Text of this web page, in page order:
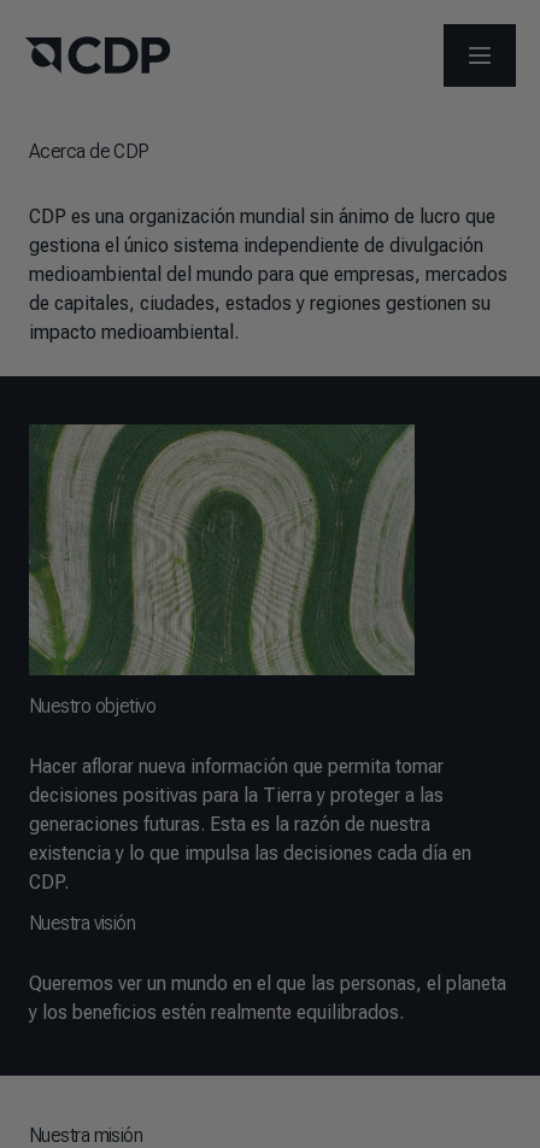
ABRIR
Acerca de CDP
CDP es una organización mundial sin ánimo de lucro que
gestiona el único sistema independiente de divulgación
medioambiental del mundo para que empresas, mercados
de capitales, ciudades, estados y regiones gestionen su
impacto medioambiental.
Nuestro objetivo
Hacer aflorar nueva información que permita tomar
decisiones positivas para la Tierra y proteger a las
generaciones futuras. Esta es la razón de nuestra
existencia y lo que impulsa las decisiones cada día en
CDP.
Nuestra visión
Queremos ver un mundo en el que las personas, el planeta
y los beneficios estén realmente equilibrados.
Nuestra misión